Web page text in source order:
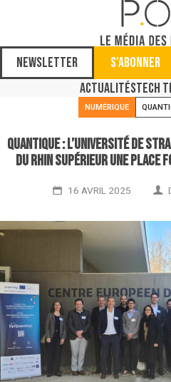
Newsletter
S'abonner
ActualitésTech
NUMÉRIQUE
Quantique : l’Université de
du Rhin supérieur une
16 AVRIL 2025